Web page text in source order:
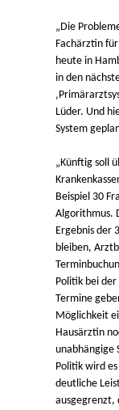
„Die
Fachärztin
heute in
in den
Lüder. Und
System
„Künftig soll
Beispiel 30
Algorithmus.
Ergebnis der
bleiben,
Politik bei
Termine
Möglichkeit
Hausärztin
unabhängige
Politik wird
deutliche
ausgegrenzt,